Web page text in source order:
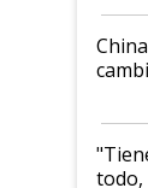
todo,